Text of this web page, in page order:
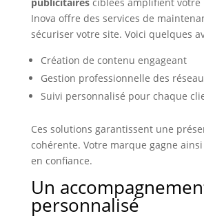
Inova offre des services de
sécuriser votre site. Voici quelques
Création de contenu engageant
Gestion professionnelle des
Suivi personnalisé pour chaque
Ces solutions garantissent une
cohérente. Votre marque gagne
en confiance.
Un
personnalisé